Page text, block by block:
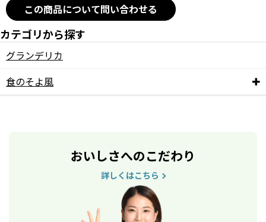
この商品について問い合わせる
カテゴリから探す
グランデリカ
食のそよ風
おいしさへのこだわり
詳しくはこちら